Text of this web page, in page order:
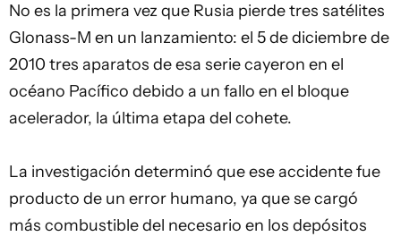
No es la primera vez que Rusia pierde tres satélites
Glonass-M en un lanzamiento: el 5 de diciembre de
2010 tres aparatos de esa serie cayeron en el
océano Pacífico debido a un fallo en el bloque
acelerador, la última etapa del cohete.
La investigación determinó que ese accidente fue
producto de un error humano, ya que se cargó
más combustible del necesario en los depósitos